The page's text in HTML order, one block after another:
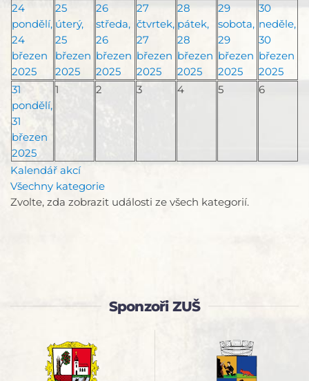
24
pondělí,
24
březen
2025
25
úterý,
25
březen
2025
26
středa,
26
březen
2025
27
čtvrtek,
27
březen
2025
28
pátek,
28
březen
2025
29
sobota,
29
březen
2025
30
neděle,
30
březen
2025
31
pondělí,
31
březen
2025
1 2 3 4 5 6
Kalendář akcí
Všechny kategorie
Zvolte, zda zobrazit události ze všech kategorií.
Sponzoři ZUŠ